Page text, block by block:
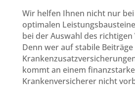
Wir helfen Ihnen nicht nur
optimalen
bei der Auswahl des richtigen
Denn wer auf stabile Beiträge
kommt an einem
Krankenversicherer nicht